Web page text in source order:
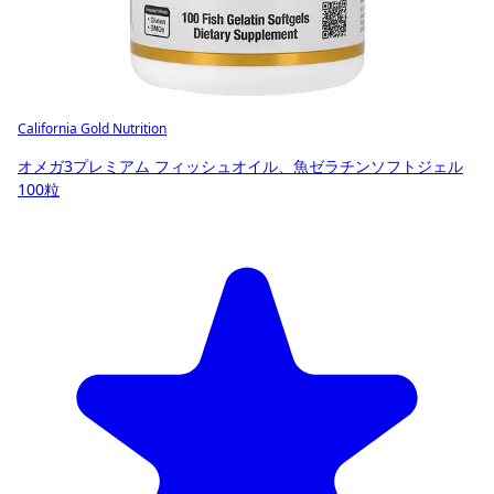
California Gold Nutrition
オメガ3プレミアム フィッシュオイル、魚ゼラチンソフトジェル
100粒